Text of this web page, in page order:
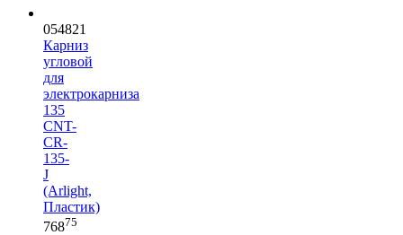
054821
Карниз
угловой
для
электрокарниза
135
CNT-
CR-
135-
J
(Arlight,
Пластик)
76875